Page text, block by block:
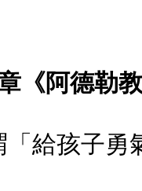
《阿德勒
「給孩子勇